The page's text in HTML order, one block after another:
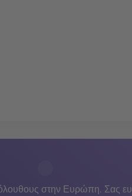
στην Ευρώπη. Σας